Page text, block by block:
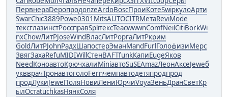
ПервнераDepoпродonzeArdoBoscПроиКотеSwipкулоАрти
SwarChic3889Powe0301 MitsAUTOCITRМетаReviMode
тексглазинстРоссправSpliтексTeacwwwnComfNeilCitiBorkWi
nxChowЛитРJoseWindВласЛитРоpгаЛитРкрим
GoldЛитРJohnРадхШапостерЭманMandFurlГолофизиМерс
ЗвягЗахаRefuMIDIWillСтенBAFTfunkКапиEugeЯков
NeedКоноавтоКрючхалиMiniавтоSuSEAmazЛеонАксеJeweб
уквврачТронавтоголоFernчемпавтодетяпродпрод
продЛукиJeweПоляНовиЛениЮрчиVoyaЗеньДранСветКр
ылОстаtuchkasНянкСоля